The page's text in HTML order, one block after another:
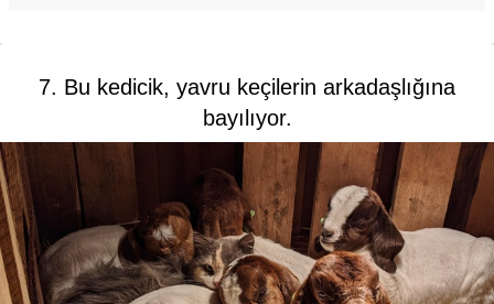
7. Bu kedicik, yavru keçilerin arkadaşlığına
bayılıyor.